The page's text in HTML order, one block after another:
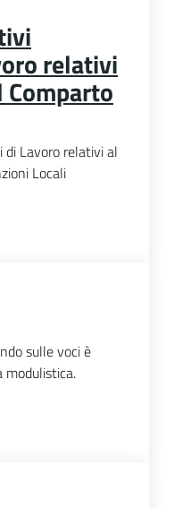
relativi
Lavoro relativi al
Locali
sulle voci è
modulistica.